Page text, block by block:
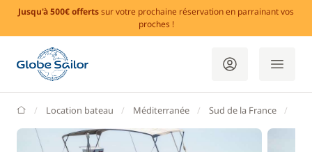
Jusqu'à 500€ offertssur votre prochaine réservation en parrainant vos
proches !
GlobeSailor
Location bateau Méditerranée Sud de la France